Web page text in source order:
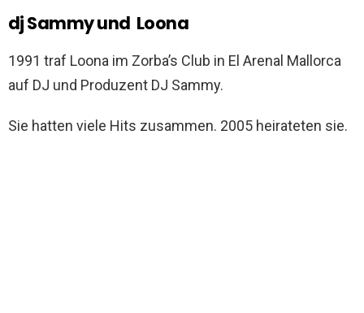
dj Sammy und Loona
1991 traf Loona im Zorba’s Club in El Arenal Mallorca
auf DJ und Produzent DJ Sammy.
Sie hatten viele Hits zusammen. 2005 heirateten sie.